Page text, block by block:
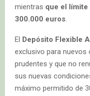
mientras que el límite
300.000 euros.
El Depósito Flexible
exclusivo para nuevos
prudentes y que no
sus nuevas
máximo permitido de